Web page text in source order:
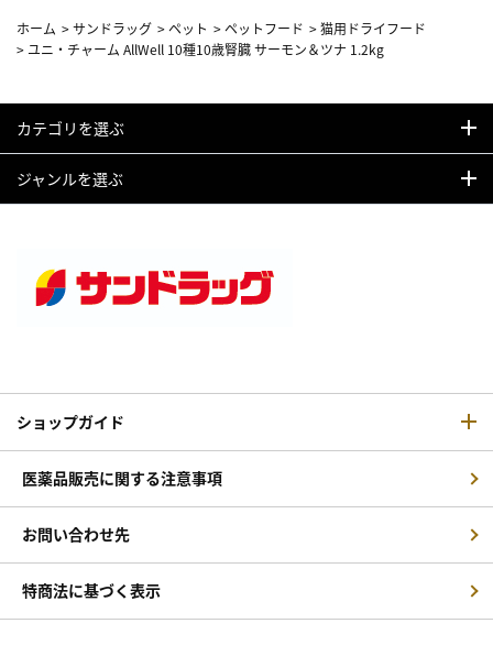
ホーム >サンドラッグ >ペット >ペットフード >猫用ドライフード
> ユニ・チャーム AllWell 10種10歳腎臓 サーモン＆ツナ 1.2kg
カテゴリを選ぶ
ジャンルを選ぶ
ショップガイド
医薬品販売に関する注意事項
お問い合わせ先
特商法に基づく表示